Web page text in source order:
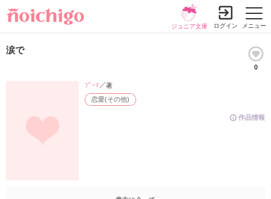
メニュー
ジュニア文庫 ログイン
涙で
0
作品情報
恋愛(その他)
ﾌﾟｰﾏ ／著